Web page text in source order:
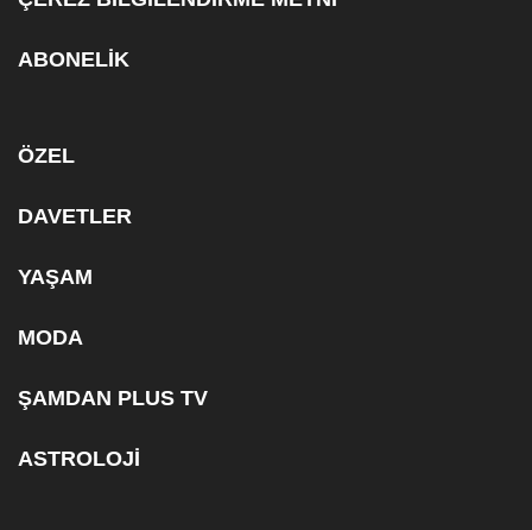
ABONELİK
ÖZEL
DAVETLER
YAŞAM
MODA
ŞAMDAN PLUS TV
ASTROLOJİ